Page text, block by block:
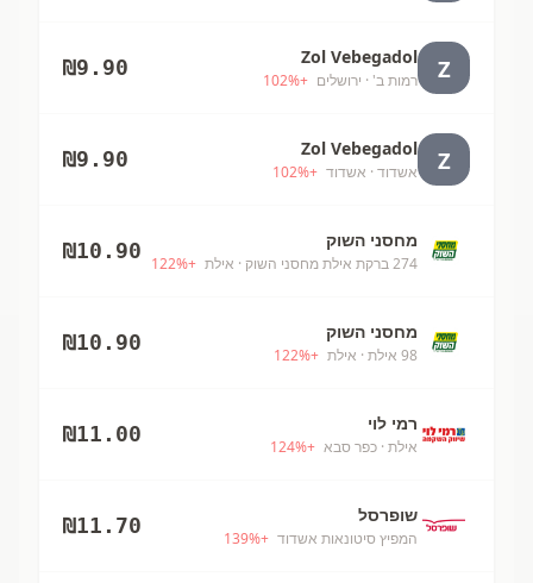
Z
Zol Vebegadol
רמות ב' · ירושלים +
102%
₪9.90
Z
Zol Vebegadol
אשדוד · אשדוד +
102%
₪9.90
מחסני השוק
274 ברקת אילת מחסני השוק · אילת +
122%
₪10.90
מחסני השוק
98 אילת · אילת +
122%
₪10.90
רמי לוי
אילת · כפר סבא +
124%
₪11.00
שופרסל
המפיץ סיטונאות אשדוד +
139%
₪11.70